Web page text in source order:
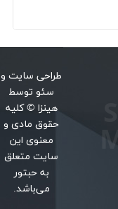
طراحی سایتو
سئوتوسط
هینزا © کلیه
حقوق مادی و
معنوی این
سایت متعلق
به حبتور
می‌باشد.